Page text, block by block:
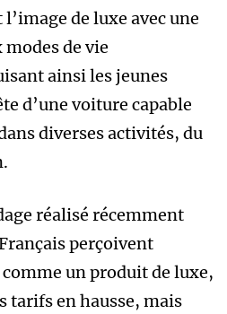
de luxe avec une
de vie
ainsi les jeunes
d’une voiture capable
diverses activités, du
réalisé récemment
perçoivent
un produit de luxe,
tarifs en hausse, mais